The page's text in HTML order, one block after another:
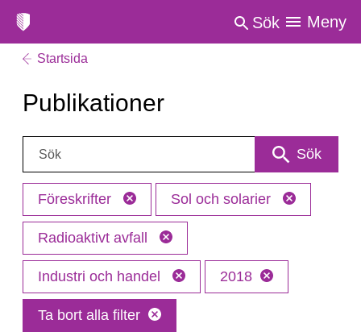
Sök Meny
Startsida
Publikationer
Sök: Sök
Föreskrifter Sol och solarier
Radioaktivt avfall
Industri och handel 2018
Ta bort alla filter